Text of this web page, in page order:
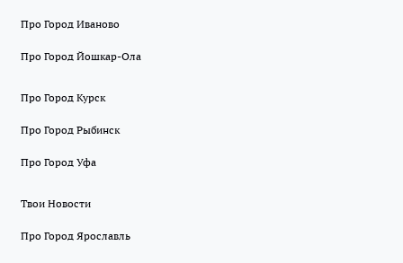
Про Город Иваново
Про Город Йошкар-Ола
Про Город Курск
Про Город Рыбинск
Про Город Уфа
Твои Новости
Про Город Ярославль